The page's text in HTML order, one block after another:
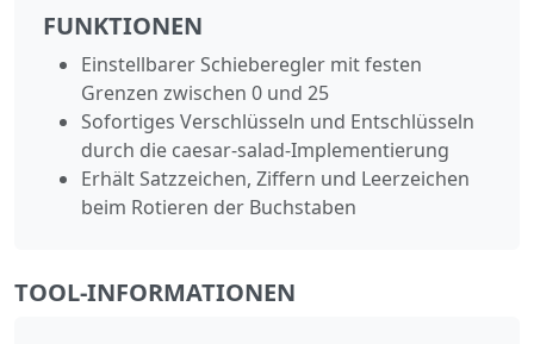
FUNKTIONEN
Einstellbarer Schieberegler mit festen
Grenzen zwischen 0 und 25
Sofortiges Verschlüsseln und Entschlüsseln
durch die caesar-salad-Implementierung
Erhält Satzzeichen, Ziffern und Leerzeichen
beim Rotieren der Buchstaben
TOOL-INFORMATIONEN